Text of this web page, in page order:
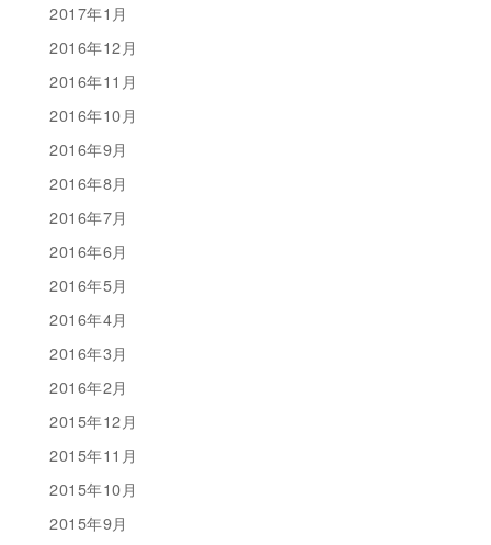
2017年1月
2016年12月
2016年11月
2016年10月
2016年9月
2016年8月
2016年7月
2016年6月
2016年5月
2016年4月
2016年3月
2016年2月
2015年12月
2015年11月
2015年10月
2015年9月